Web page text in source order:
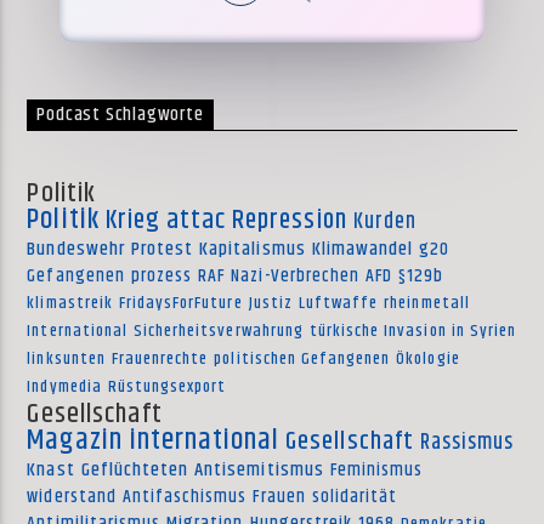
Podcast Schlagworte
Politik
Politik Krieg attac Repression Kurden
Bundeswehr Protest Kapitalismus Klimawandel g20
Gefangenen prozess RAF Nazi-Verbrechen AFD §129b
klimastreik FridaysForFuture Justiz Luftwaffe rheinmetall
International Sicherheitsverwahrung türkische Invasion in Syrien
linksunten Frauenrechte politischen Gefangenen Ökologie
Indymedia Rüstungsexport
Gesellschaft
Magazin international Gesellschaft Rassismus
Knast Geflüchteten Antisemitismus Feminismus
widerstand Antifaschismus Frauen solidarität